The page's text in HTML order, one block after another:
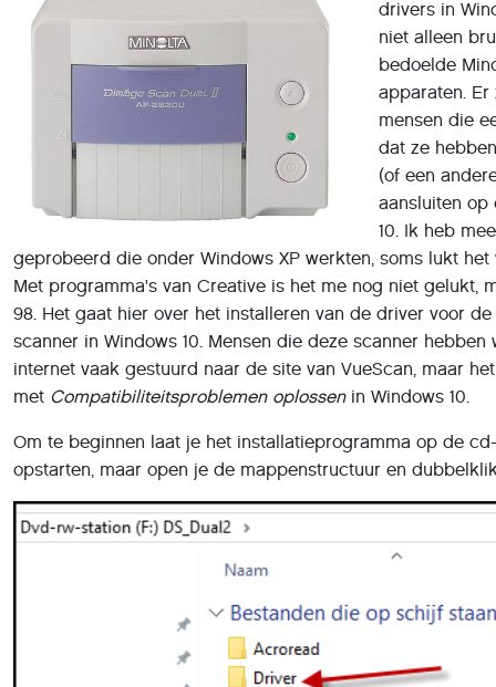
drivers in
niet alleen
bedoelde
apparaten.
mensen die
dat ze
(of een
aansluiten op
10. Ik heb
geprobeerd die onder Windows XP werkten, soms lukt
Met programma's van Creative is het me nog niet gelukt,
98. Het gaat hier over het installeren van de driver voor
scanner in Windows 10. Mensen die deze scanner
internet vaak gestuurd naar de site van VueScan, maar
met Compatibiliteitsproblemenoplossenin Windows 10.
Om te beginnen laat je het installatieprogramma op de
opstarten, maar open je de mappenstructuur en